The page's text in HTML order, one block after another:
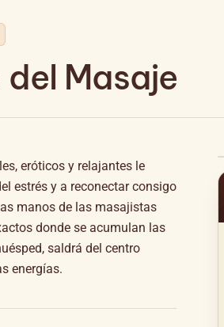
Masaje
eróticos y relajantes le
estrés y a reconectar consigo
manos de las masajistas
donde se acumulan las
saldrá del centro
energías.